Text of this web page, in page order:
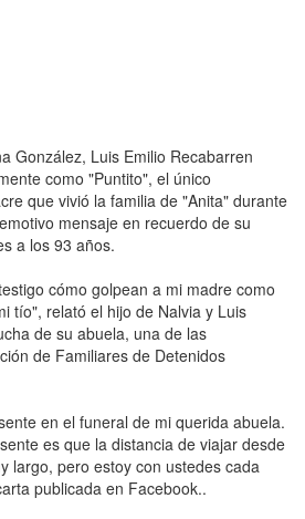
González, Luis Emilio Recabarren
como "Puntito", el único
que vivió la familia de "Anita" durante
mensaje en recuerdo de su
a los 93 años.
cómo golpean a mi madre como
tío", relató el hijo de Nalvia y Luis
de su abuela, una de las
de Familiares de Detenidos
en el funeral de mi querida abuela.
es que la distancia de viajar desde
largo, pero estoy con ustedes cada
publicada en Facebook..